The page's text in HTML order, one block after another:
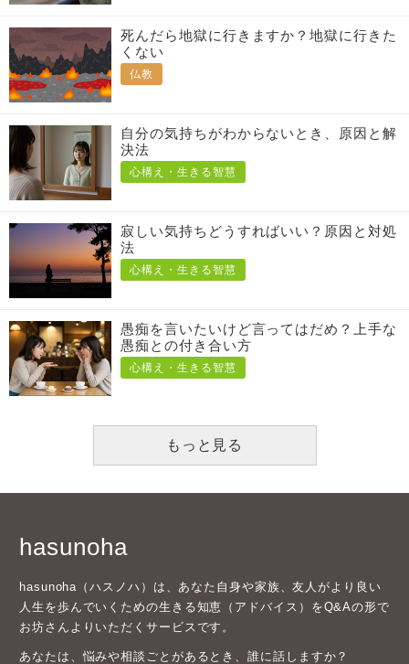
死んだら地獄に行きますか？地獄に行きた
くない
仏教
自分の気持ちがわからないとき、原因と解
決法
心構え・生きる智慧
寂しい気持ちどうすればいい？原因と対処
法
心構え・生きる智慧
愚痴を言いたいけど言ってはだめ？上手な
愚痴との付き合い方
心構え・生きる智慧
もっと見る
hasunoha
hasunoha（ハスノハ）は、あなた自身や家族、友人がより良い
人生を歩んでいくための生きる知恵（アドバイス）をQ&Aの形で
お坊さんよりいただくサービスです。
あなたは、悩みや相談ごとがあるとき、誰に話しますか？